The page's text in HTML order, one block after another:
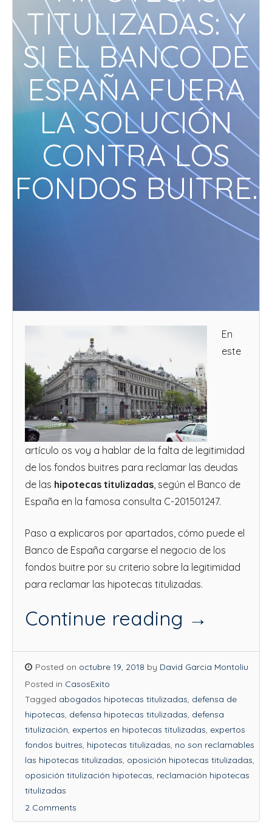
TITULIZADAS: Y
SI EL BANCO DE
ESPAÑA FUERA
LA SOLUCIÓN
CONTRA LOS
FONDOS BUITRE.
En
este
artículo os voy a hablar de la falta de legitimidad
de los fondos buitres para reclamar las deudas
de las hipotecas titulizadas, según el Banco de
España en la famosa consulta C-201501247.
Paso a explicaros por apartados, cómo puede el
Banco de España cargarse el negocio de los
fondos buitre por su criterio sobre la legitimidad
para reclamar las hipotecas titulizadas.
Continue reading →
Posted on octubre 19, 2018 by David Garcia Montoliu
Posted in CasosExito
Tagged abogados hipotecas titulizadas, defensa de
hipotecas, defensa hipotecas titulizadas, defensa
titulización, expertos en hipotecas titulizadas, expertos
fondos buitres, hipotecas titulizadas, no son reclamables
las hipotecas titulizadas, oposición hipotecas titulizadas,
oposición titulización hipotecas, reclamación hipotecas
titulizadas
2 Comments